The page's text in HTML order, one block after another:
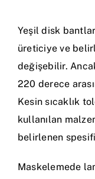
Yeşil disk
üreticiye ve
değişebilir.
220 derece
Kesin sıcaklık
kullanılan
belirlenen
Maskelemede